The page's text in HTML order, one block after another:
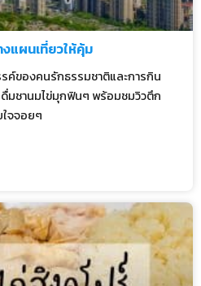
งแผนเที่ยวให้คุ้ม
ค์ของคนรักธรรมชาติและการกิน
มชานมไข่มุกฟินๆ พร้อมชมวิวตึก
จจอยๆ